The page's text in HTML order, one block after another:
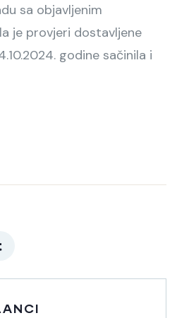
sa objavljenim
je provjeri dostavljene
godine sačinila i